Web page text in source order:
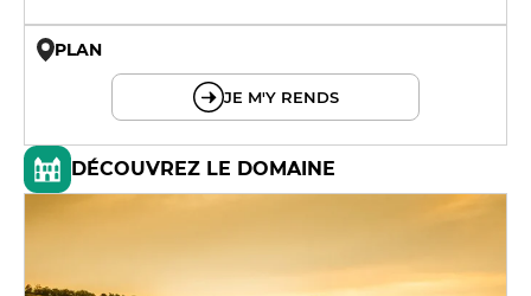
PLAN
JE M'Y RENDS
DÉCOUVREZ LE DOMAINE